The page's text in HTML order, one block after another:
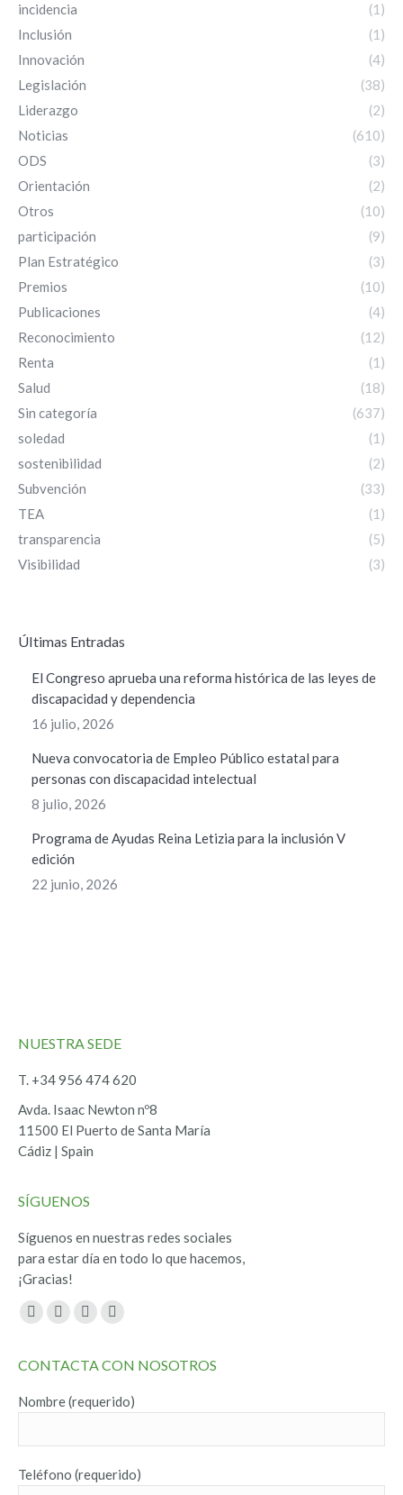
incidencia
(1)
Inclusión
(1)
Innovación
(4)
Legislación
(38)
Liderazgo
(2)
Noticias
(610)
ODS
(3)
Orientación
(2)
Otros
(10)
participación
(9)
Plan Estratégico
(3)
Premios
(10)
Publicaciones
(4)
Reconocimiento
(12)
Renta
(1)
Salud
(18)
Sin categoría
(637)
soledad
(1)
sostenibilidad
(2)
Subvención
(33)
TEA
(1)
transparencia
(5)
Visibilidad
(3)
ÚItimas Entradas
El Congreso aprueba una reforma histórica de las leyes de
discapacidad y dependencia
16 julio, 2026
Nueva convocatoria de Empleo Público estatal para
personas con discapacidad intelectual
8 julio, 2026
Programa de Ayudas Reina Letizia para la inclusión V
edición
22 junio, 2026
NUESTRA SEDE
T. +34 956 474 620
Avda. Isaac Newton nº8
11500 El Puerto de Santa María
Cádiz | Spain
SÍGUENOS
Síguenos en nuestras redes sociales
para estar día en todo lo que hacemos,
¡Gracias!
Encuéntranos en:
Facebook
opens
new
Twitter
opens
new
YouTube
opens
new
Instagram
opens
new
CONTACTA CON NOSOTROS
Nombre (requerido)
Teléfono (requerido)